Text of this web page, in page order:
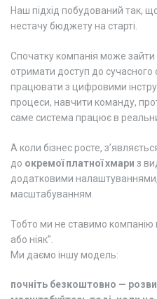
Наш підхід побудований так,
нестачу бюджету на старті.
Спочатку компанія може зайти
отримати доступ до
працювати з цифровими
процеси, навчити команду,
саме система працює в
А коли бізнес росте,
до окремої платної хмари з
додатковими налаштуваннями,
масштабуванням.
Тобто ми не ставимо
або ніяк”.
Ми даємо іншу модель:
почніть безкоштовно —